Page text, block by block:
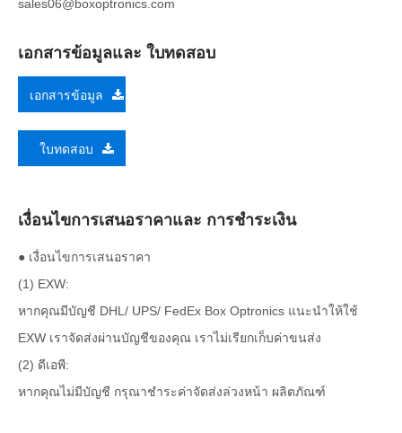
sales06@boxoptronics.com
เอกสารข้อมูลและ ใบทดสอบ
เอกสารข้อมูล
ใบทดสอบ
เงื่อนไขการเสนอราคาและ การชำระเงิน
● เงื่อนไขการเสนอราคา
(1) EXW:
หากคุณมีบัญชี DHL/ UPS/ FedEx Box Optronics แนะนำให้ใช้
EXW เราจัดส่งผ่านบัญชีของคุณ เราไม่เรียกเก็บค่าขนส่ง
(2) ดีเอพี:
หากคุณไม่มีบัญชี กรุณาชำระค่าจัดส่งล่วงหน้า ผลิตภัณฑ์